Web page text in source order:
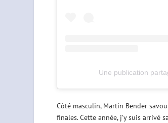
Une publication
Côté masculin, Martin Bender
finales. Cette année, j’y suis arrivé